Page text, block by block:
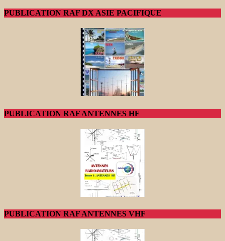
PUBLICATION RAF DX ASIE PACIFIQUE
PUBLICATION RAF ANTENNES HF
PUBLICATION RAF ANTENNES VHF